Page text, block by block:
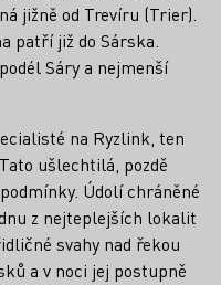
jižně od Trevíru (Trier).
patří již do Sárska.
Sáry a nejmenší
na Ryzlink, ten
ušlechtilá, pozdě
Údolí chráněné
z nejteplejších lokalit
svahy nad řekou
a v noci jej postupně